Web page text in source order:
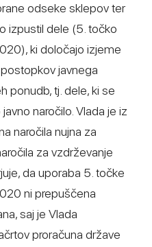
odseke sklepov ter
izpustil dele (5. točko
ki določajo izjeme
javnega
ponudb, tj. dele, ki se
naročilo. Vlada je iz
naročila nujna za
za vzdrževanje
da uporaba 5. točke
ni prepuščena
saj je Vlada
proračuna države